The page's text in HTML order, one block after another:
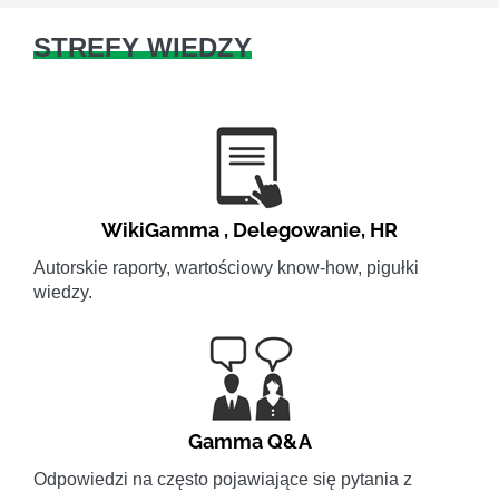
STREFY WIEDZY
WikiGamma , Delegowanie, HR
Autorskie raporty, wartościowy know-how, pigułki
wiedzy.
Gamma Q&A
Odpowiedzi na często pojawiające się pytania z